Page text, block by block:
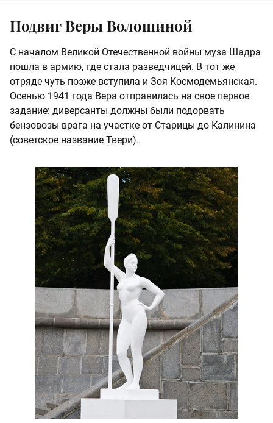
Подвиг Веры Волошиной
С началом Великой Отечественной войны муза Шадра
пошла в армию, где стала разведчицей. В тот же
отряде чуть позже вступила и Зоя Космодемьянская.
Осенью 1941 года Вера отправилась на свое первое
задание: диверсанты должны были подорвать
бензовозы врага на участке от Старицы до Калинина
(советское название Твери).